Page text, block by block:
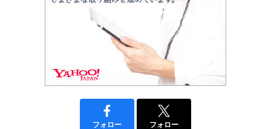
フォロー フォロー